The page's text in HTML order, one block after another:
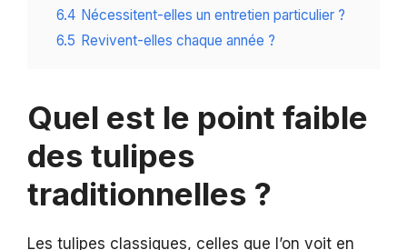
6.4 Nécessitent-elles un entretien particulier ?
6.5 Revivent-elles chaque année ?
Quel est le point faible
des tulipes
traditionnelles ?
Les tulipes classiques, celles que l’on voit en